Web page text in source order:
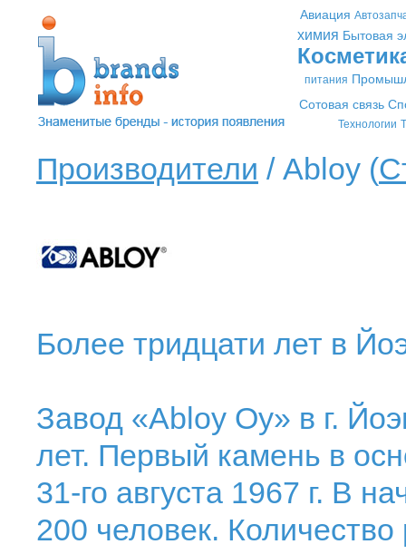
Авиация
химия Бытовая
питания
Сотовая связь
Технологии
Производители / Abloy (
Более тридцати лет в
Завод «Abloy Oy» в г.
лет. Первый камень в
31-го августа 1967 г. В
200 человек.